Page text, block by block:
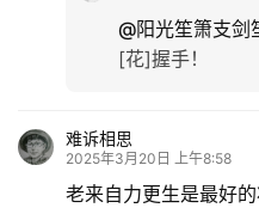
@阳光笙箫支剑
[花]握手！
难诉相思
2025年3月20日 上午8:58
老来自力更生是最好的